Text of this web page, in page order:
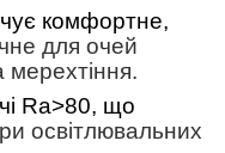
комфортне,
для очей
мерехтіння.
Ra>80, що
освітлювальних